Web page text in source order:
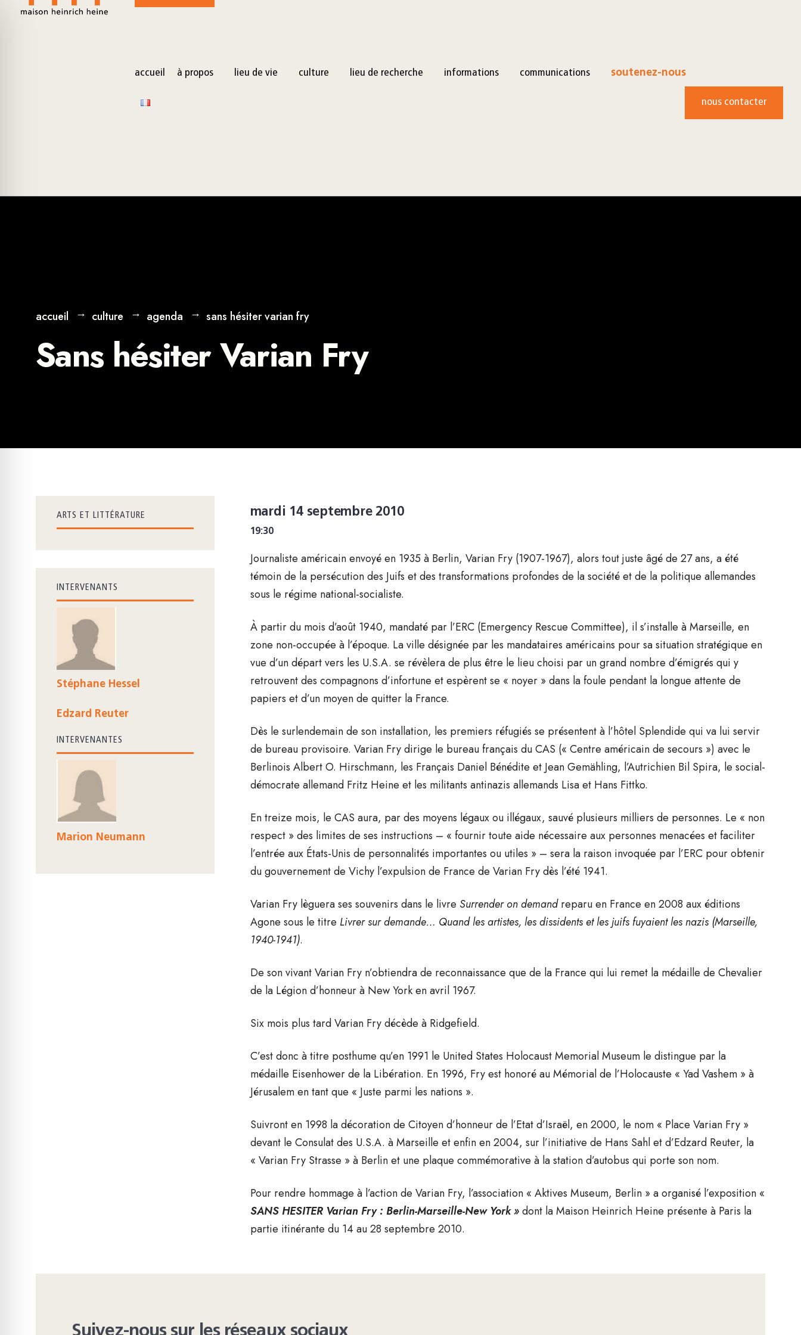
accueil à propos lieu de vie culture lieu de recherche informations communications soutenez-nous
nous contacter
accueil culture agenda sans hésiter varian fry
Sans hésiter Varian Fry
mardi 14 septembre 2010
19:30
Journaliste américain envoyé en 1935 à Berlin, Varian Fry (1907-1967), alors tout juste âgé de 27 ans, a été
témoin de la persécution des Juifs et des transformations profondes de la société et de la politique allemandes
sous le régime national-socialiste.
À partir du mois d’août 1940, mandaté par l’ERC (Emergency Rescue Committee), il s’installe à Marseille, en
zone non-occupée à l’époque. La ville désignée par les mandataires américains pour sa situation stratégique en
vue d’un départ vers les U.S.A. se révèlera de plus être le lieu choisi par un grand nombre d’émigrés qui y
retrouvent des compagnons d’infortune et espèrent se « noyer » dans la foule pendant la longue attente de
papiers et d’un moyen de quitter la France.
Dès le surlendemain de son installation, les premiers réfugiés se présentent à l’hôtel Splendide qui va lui servir
de bureau provisoire. Varian Fry dirige le bureau français du CAS (« Centre américain de secours ») avec le
Berlinois Albert O. Hirschmann, les Français Daniel Bénédite et Jean Gemähling, l’Autrichien Bil Spira, le social-
démocrate allemand Fritz Heine et les militants antinazis allemands Lisa et Hans Fittko.
En treize mois, le CAS aura, par des moyens légaux ou illégaux, sauvé plusieurs milliers de personnes. Le « non
respect » des limites de ses instructions – « fournir toute aide nécessaire aux personnes menacées et faciliter
l’entrée aux États-Unis de personnalités importantes ou utiles » – sera la raison invoquée par l’ERC pour obtenir
du gouvernement de Vichy l’expulsion de France de Varian Fry dès l’été 1941.
Varian Fry lèguera ses souvenirs dans le livre Surrender on demandreparu en France en 2008 aux éditions
Agone sous le titre Livrer sur demande… Quand les artistes, les dissidents et les juifs fuyaient les nazis (Marseille,
1940-1941).
De son vivant Varian Fry n’obtiendra de reconnaissance que de la France qui lui remet la médaille de Chevalier
de la Légion d’honneur à New York en avril 1967.
Six mois plus tard Varian Fry décède à Ridgefield.
C’est donc à titre posthume qu’en 1991 le United States Holocaust Memorial Museum le distingue par la
médaille Eisenhower de la Libération. En 1996, Fry est honoré au Mémorial de l’Holocauste « Yad Vashem » à
Jérusalem en tant que « Juste parmi les nations ».
Suivront en 1998 la décoration de Citoyen d’honneur de l’Etat d’Israël, en 2000, le nom « Place Varian Fry »
devant le Consulat des U.S.A. à Marseille et enfin en 2004, sur l’initiative de Hans Sahl et d’Edzard Reuter, la
« Varian Fry Strasse » à Berlin et une plaque commémorative à la station d’autobus qui porte son nom.
Pour rendre hommage à l’action de Varian Fry, l’association « Aktives Museum, Berlin » a organisé l’exposition «
SANS HESITER Varian Fry : Berlin-Marseille-New York »dont la Maison Heinrich Heine présente à Paris la
partie itinérante du 14 au 28 septembre 2010.
ARTS ET LITTÉRATURE
INTERVENANTS
Stéphane Hessel
Edzard Reuter
INTERVENANTES
Marion Neumann